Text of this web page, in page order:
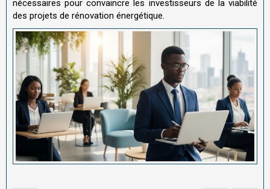
nécessaires pour convaincre les investisseurs de la viabilité
des projets de rénovation énergétique.